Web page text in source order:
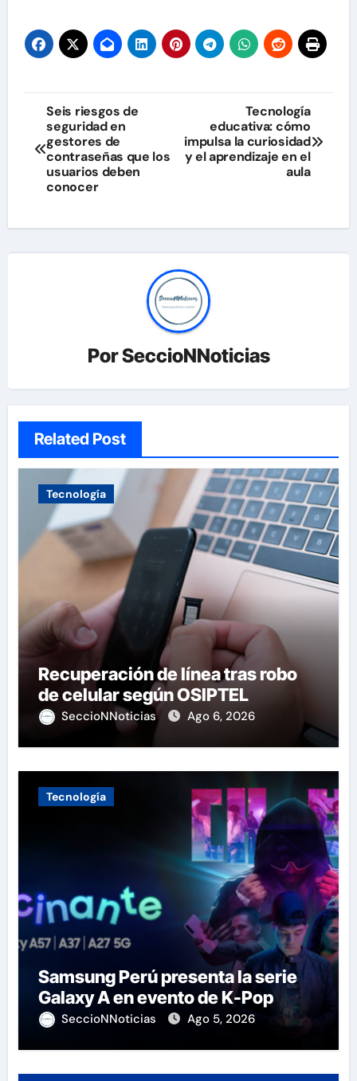
Navegación
de
entradas
Seis riesgos de
seguridad en
gestores de
contraseñas que los
usuarios deben
conocer
Tecnología
educativa: cómo
impulsa la curiosidad
y el aprendizaje en el
aula
PorSeccioNNoticias
Related Post
Tecnología
Recuperación de línea tras robo
de celular según OSIPTEL
SeccioNNoticias Ago 6, 2026
Tecnología
Samsung Perú presenta la serie
Galaxy A en evento de K-Pop
SeccioNNoticias Ago 5, 2026